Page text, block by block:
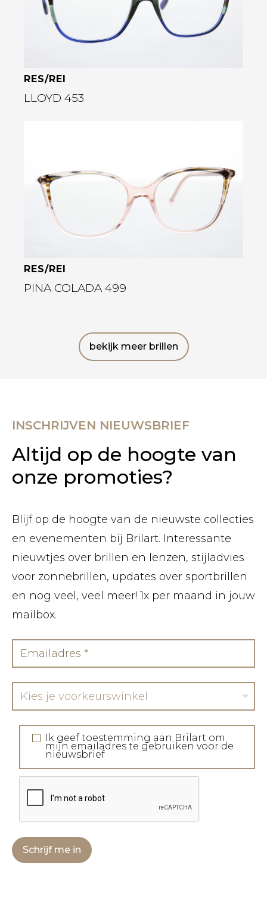
RES/REI
LLOYD 453
RES/REI
PINA COLADA 499
bekijk meer brillen
INSCHRIJVEN NIEUWSBRIEF
Altijd op de hoogte van
onze promoties?
Blijf op de hoogte van de nieuwste collecties
en evenementen bij Brilart. Interessante
nieuwtjes over brillen en lenzen, stijladvies
voor zonnebrillen, updates over sportbrillen
en nog veel, veel meer! 1x per maand in jouw
mailbox.
Kies je voorkeurswinkel
Ik geef toestemming aan Brilart om
mijn emailadres te gebruiken voor de
nieuwsbrief
Schrijf me in